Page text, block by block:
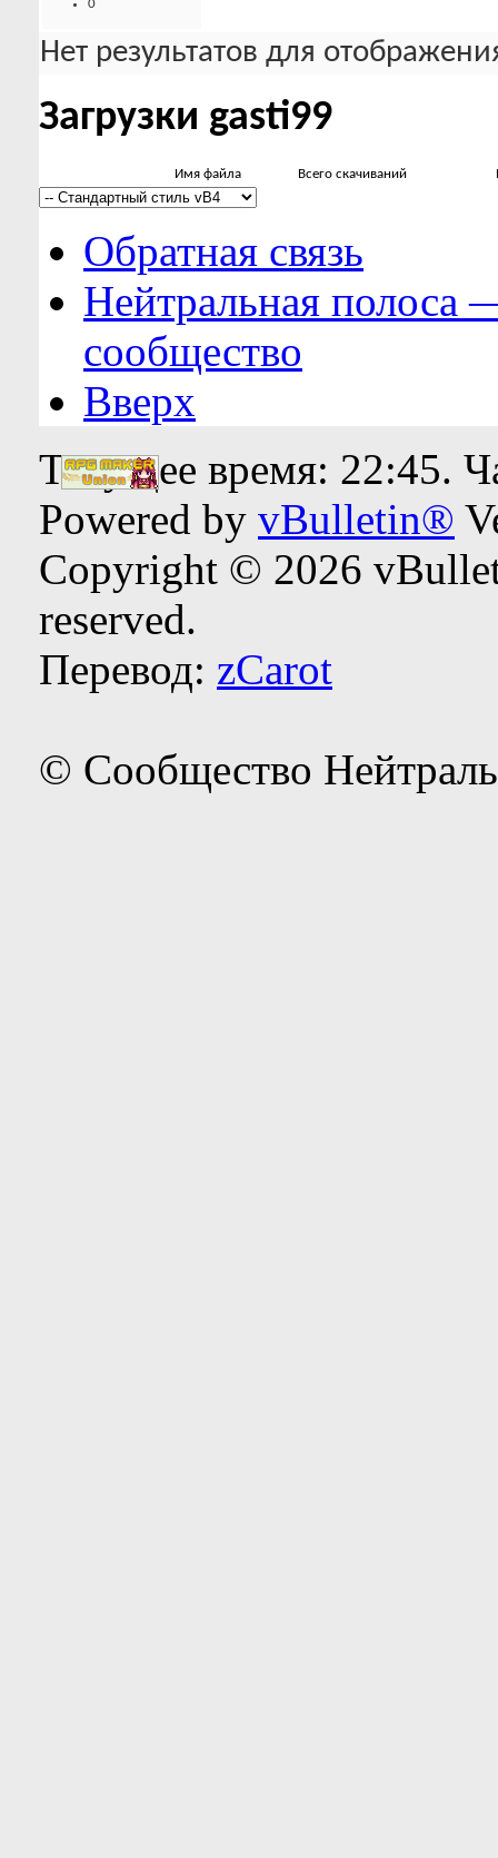
0
Нет результатов для
Загрузки gasti99
Имя файла Всего скачиваний
Обратная связь
Нейтральная полоса
сообщество
Вверх
Текущее время: 22:45.
Powered by vBulletin®
Copyright © 2026
reserved.
Перевод: zCarot
© Сообщество